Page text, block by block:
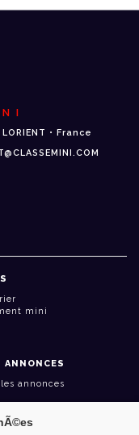
LORIENT • France
mini
ANNONCES
annonces